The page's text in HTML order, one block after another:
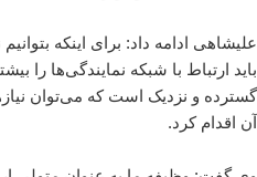
علیشاهی ادامه داد: برای اینکه
باید ارتباط با شبکه نمایندگی‌ها را
گسترده و نزدیک است که می‌توان
آن اقدام کرد.